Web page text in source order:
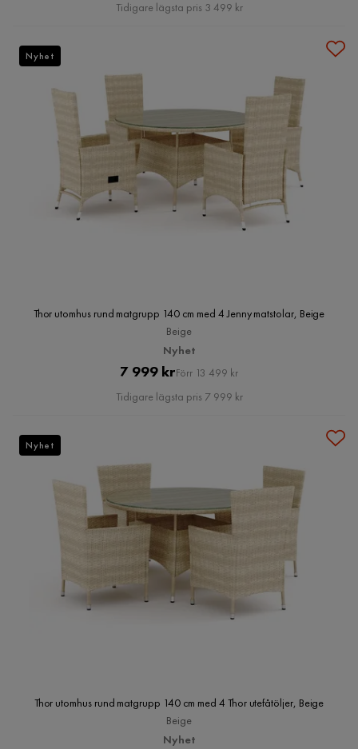
Tidigare lägsta pris 3 499 kr
Thor utomhus rund matgrupp 140 cm med 4 Jenny matstolar, Beige
Beige
Nyhet
Pris
7 999 krOriginal
Pris
Förr 13 499 kr
Tidigare lägsta pris 7 999 kr
Nyhet
Thor utomhus rund matgrupp 140 cm med 4 Thor utefåtöljer, Beige
Beige
Nyhet
Nyhet